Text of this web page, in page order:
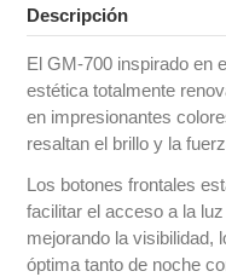
Descripción
El GM-700 inspirado en
estética totalmente
en impresionantes
resaltan el brillo y la
Los botones frontales
facilitar el acceso a la
mejorando la visibilidad,
óptima tanto de noche